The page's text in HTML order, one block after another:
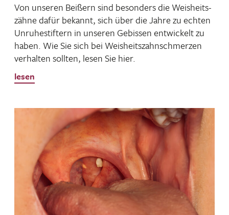
Von unseren Beißern sind beson­ders die Weis­heits­
zähne dafür bekannt, sich über die Jahre zu echten
Unru­he­stif­tern in unseren Gebissen entwi­ckelt zu
haben. Wie Sie sich bei Weis­heits­zahn­schmerzen
verhalten sollten, lesen Sie hier.
lesen